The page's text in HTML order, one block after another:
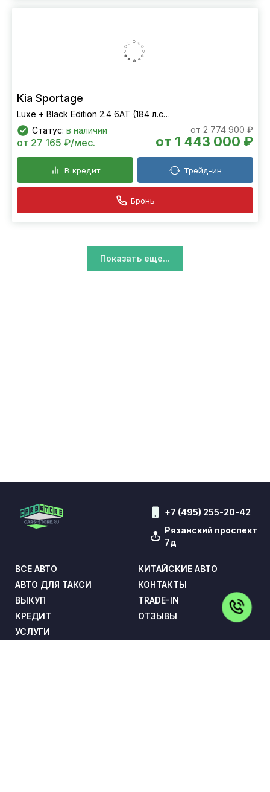
Kia Sportage
Luxe + Black Edition 2.4 6АТ (184 л.с.) 4WD
Статус: в наличии от 2 774 900 ₽
от 1 443 000 ₽
от 27 165 ₽/мес.
В кредит Трейд-ин
Бронь
Показать еще...
+7 (495) 255-20-42
Рязанский проспект
7д
ВСЕ АВТО
КИТАЙСКИЕ АВТО
АВТО ДЛЯ ТАКСИ
КОНТАКТЫ
ВЫКУП
TRADE-IN
КРЕДИТ
ОТЗЫВЫ
УСЛУГИ